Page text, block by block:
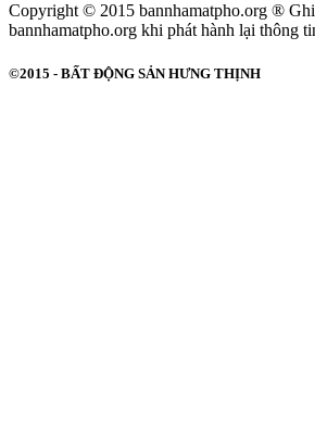
Copyright © 2015 bannhamatpho.org ®
bannhamatpho.org khi phát hành lại thông
©2015 - BẤT ĐỘNG SẢN HƯNG THỊNH